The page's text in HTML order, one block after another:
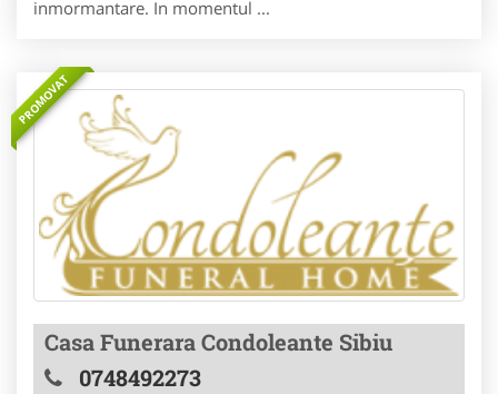
inmormantare. In momentul ...
PROMOVAT
Casa Funerara Condoleante Sibiu
0748492273